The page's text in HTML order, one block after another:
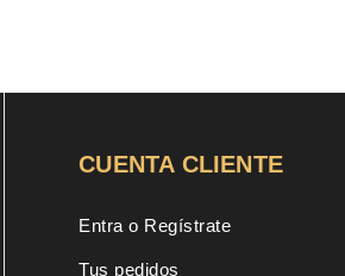
CUENTA CLIENTE
Entra o Regístrate
Tus pedidos